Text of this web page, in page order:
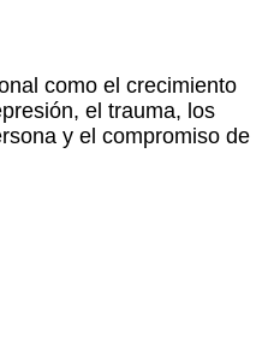
como el crecimiento
el trauma, los
y el compromiso de